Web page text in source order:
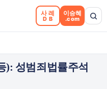
사례
DB
이승혜
.com
): 성범죄법률주석